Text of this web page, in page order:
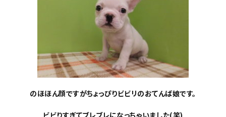
のほほん顔ですがちょっぴりビビリのおてんば娘です。
ビビりすぎてブレブレになっちゃいました(笑)